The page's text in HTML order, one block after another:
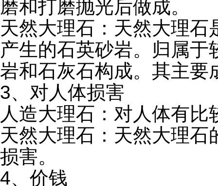
磨和打磨抛光后做成。
天然大理石：天然大理
产生的石英砂岩。归属
岩和石灰石构成。其主
3、对人体损害
人造大理石：对人体有比
天然大理石：天然大理
损害。
4、价钱